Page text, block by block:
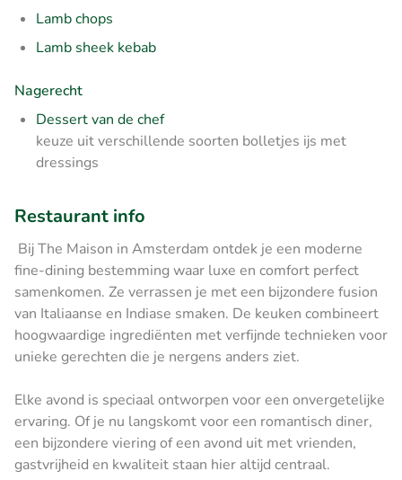
Lamb chops
Lamb sheek kebab
Nagerecht
Dessert van de chef
keuze uit verschillende soorten bolletjes ijs met
dressings
Restaurant info
Bij The Maison in Amsterdam ontdek je een moderne
fine-dining bestemming waar luxe en comfort perfect
samenkomen. Ze verrassen je met een bijzondere fusion
van Italiaanse en Indiase smaken. De keuken combineert
hoogwaardige ingrediënten met verfijnde technieken voor
unieke gerechten die je nergens anders ziet.
Elke avond is speciaal ontworpen voor een onvergetelijke
ervaring. Of je nu langskomt voor een romantisch diner,
een bijzondere viering of een avond uit met vrienden,
gastvrijheid en kwaliteit staan hier altijd centraal.